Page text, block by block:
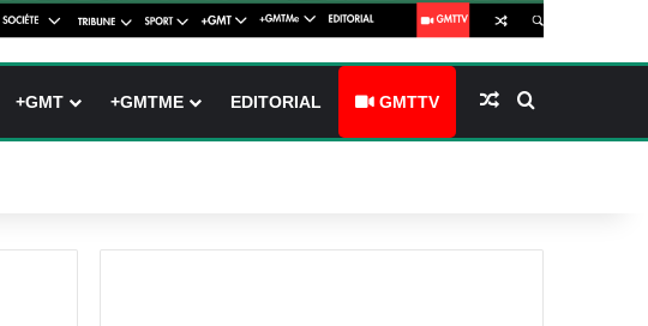
+GMT +GMTME EDITORIAL GMTTV Article Aléatoire